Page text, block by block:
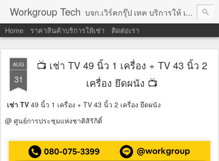
Workgroup Tech บจก.เวิร์คกรุ๊ป เทค บริการให้ เช่าคอมพิวเตอร์ โน้ตบุ๊ค โปรเจคเตอร์ ทีวีจอแบน จอทัชสกรีน ตู้คีออส วีดีโอวอล และอุปกรณ์อื่น ๆ บริการให้เช่าเป็น รายวัน
Home ราคาสินค้าบริการให้เช่า ติดต่อเรา
AUG
31
📺 เช่า TV 49 นิ้ว 1 เครื่อง + TV 43 นิ้ว 2
เครื่อง ยึดผนัง 📺
เช่า TV 49 นิ้ว 1 เครื่อง + TV 43 นิ้ว 2 เครื่อง ยึดผนัง
@ ศูนย์การประชุมแห่งชาติสิริกิติ์